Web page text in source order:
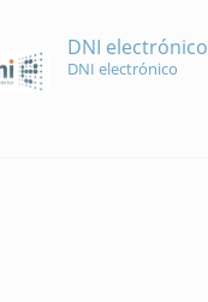
DNI electrónico
DNI electrónico